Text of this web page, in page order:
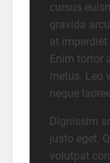
cursus
gravida
at
Enim tortor
metus. Leo
neque
Dignissim
justo eget.
volutpat